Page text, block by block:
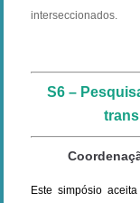
interseccionados.
S6 –
Este simpósio